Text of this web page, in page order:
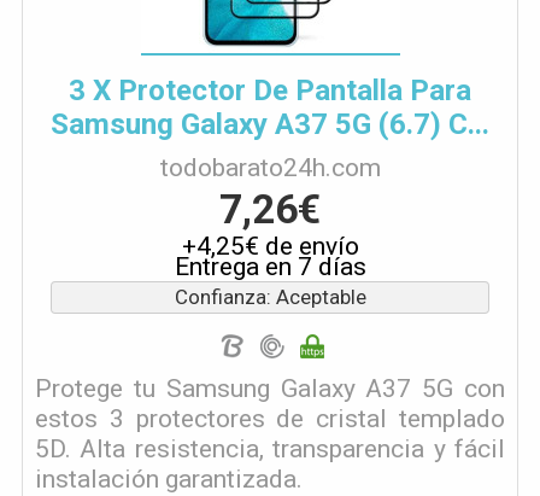
3 X Protector De Pantalla Para
Samsung Galaxy A37 5G (6.7) C...
todobarato24h.com
7,26€
+4,25€ de envío
Entrega en 7 días
Confianza: Aceptable
Protege tu Samsung Galaxy A37 5G con
estos 3 protectores de cristal templado
5D. Alta resistencia, transparencia y fácil
instalación garantizada.